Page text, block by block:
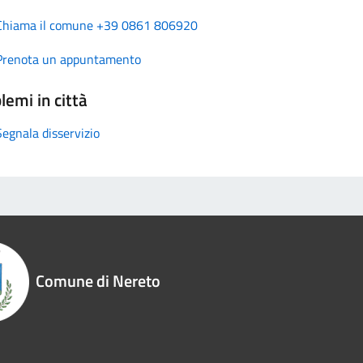
il comune +39 0861 806920
un appuntamento
in città
disservizio
Comune di Nereto